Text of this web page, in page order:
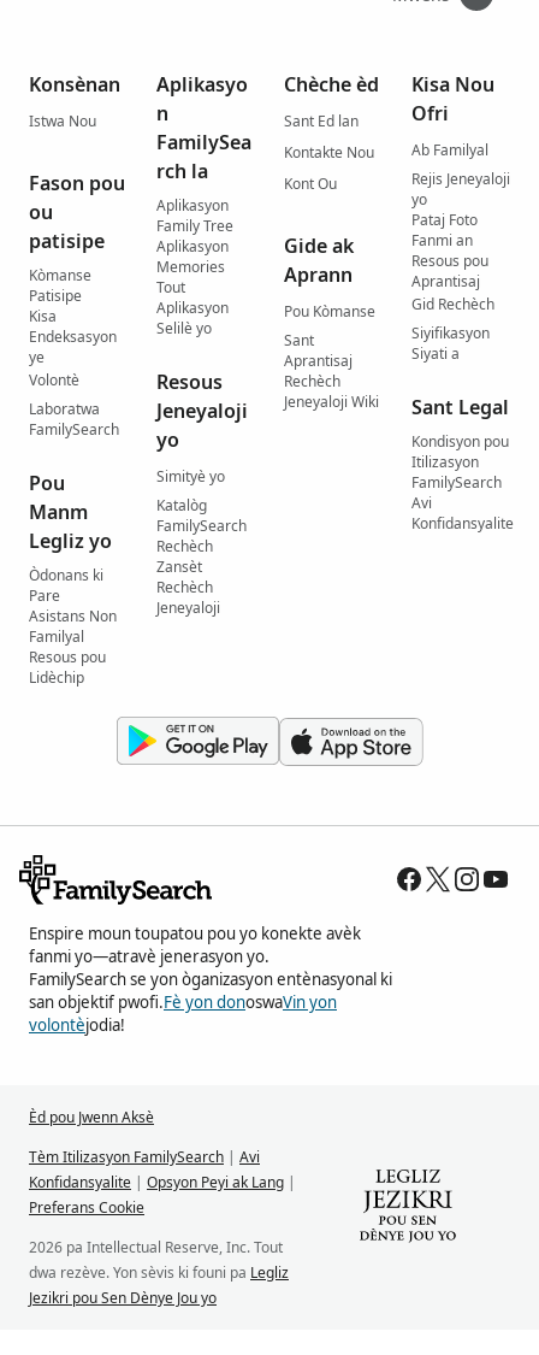
Konsènan
Istwa Nou
Fason pou
ou
patisipe
Kòmanse
Patisipe
Kisa
Endeksasyon
ye
Volontè
Laboratwa
FamilySearch
Pou
Manm
Legliz yo
Òdonans ki
Pare
Asistans Non
Familyal
Resous pou
Lidèchip
Aplikasyo
n
FamilySea
rch la
Aplikasyon
Family Tree
Aplikasyon
Memories
Tout
Aplikasyon
Selilè yo
Resous
Jeneyaloji
yo
Simityè yo
Katalòg
FamilySearch
Rechèch
Zansèt
Rechèch
Jeneyaloji
Chèche èd
Sant Ed lan
Kontakte Nou
Kont Ou
Gide ak
Aprann
Pou Kòmanse
Sant
Aprantisaj
Rechèch
Jeneyaloji Wiki
Kisa Nou
Ofri
Ab Familyal
Rejis Jeneyaloji
yo
Pataj Foto
Fanmi an
Resous pou
Aprantisaj
Gid Rechèch
Siyifikasyon
Siyati a
Sant Legal
Kondisyon pou
Itilizasyon
FamilySearch
Avi
Konfidansyalite
Enspire moun toupatou pou yo konekte avèk
fanmi yo—atravè jenerasyon yo.
FamilySearch se yon òganizasyon entènasyonal ki
san objektif pwofi.Fè yon donoswaVin yon
volontèjodia!
Èd pou Jwenn Aksè
Tèm Itilizasyon FamilySearch | Avi
Konfidansyalite | Opsyon Peyi ak Lang |
Preferans Cookie
2026 pa Intellectual Reserve, Inc. Tout
dwa rezève. Yon sèvis ki founi pa Legliz
Jezikri pou Sen Dènye Jou yo